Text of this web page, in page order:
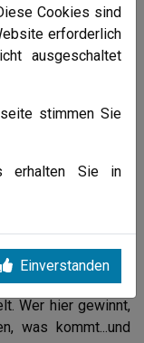
viel durch, um
zu verschaffen.
kam Markus
Aegir zugleich
neben Lünen III
zwischen
Wer hier gewinnt,
was kommt...und
Cookies sind
erforderlich
ausgeschaltet
stimmen Sie
erhalten Sie in
Einverstanden